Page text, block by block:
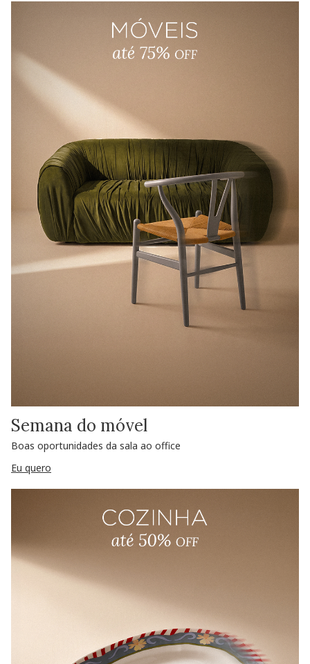
Semana do móvel
Boas oportunidades da sala ao office
Eu quero